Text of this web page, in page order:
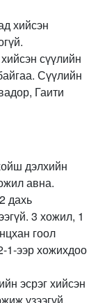
хийсэн
сүүлийн
Сүүлийн
Гаити
дэлхийн
авна.
дахь
3 хожил, 1
гоол
1-ээр хожихдоо
эсрэг хийсэн
үзээгүй.